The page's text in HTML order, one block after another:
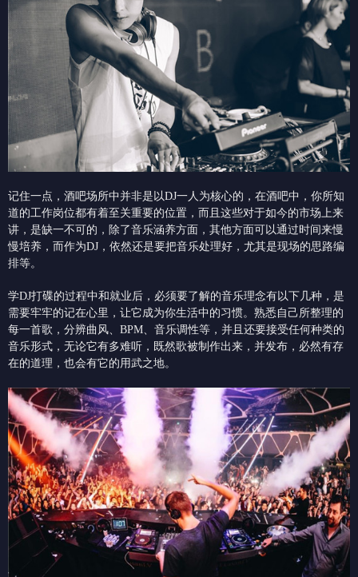
记住一点，酒吧场所中并非是以DJ一人为核心的，在酒吧中，你所知
道的工作岗位都有着至关重要的位置，而且这些对于如今的市场上来
讲，是缺一不可的，除了音乐涵养方面，其他方面可以通过时间来慢
慢培养，而作为DJ，依然还是要把音乐处理好，尤其是现场的思路编
排等。
学DJ打碟的过程中和就业后，必须要了解的音乐理念有以下几种，是
需要牢牢的记在心里，让它成为你生活中的习惯。熟悉自己所整理的
每一首歌，分辨曲风、BPM、音乐调性等，并且还要接受任何种类的
音乐形式，无论它有多难听，既然歌被制作出来，并发布，必然有存
在的道理，也会有它的用武之地。